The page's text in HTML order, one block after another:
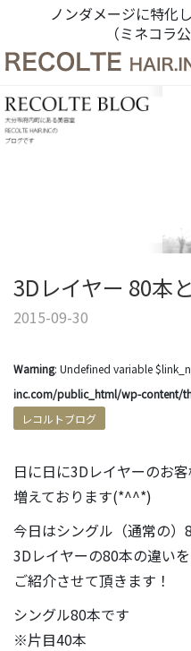
ノンダメージに特化
（ミネコラ
3Dレイヤー 80本
2015-09-30
Warning: Undefined variable
inc.com/public_html/wp-content/
レコルトブログ
日に日に3Dレイヤーのお
増えております(*^^*)
今日はシングル（通常の）
3Dレイヤーの80本の違いを
ご紹介させて頂きます！
シングル80本です
※片目40本